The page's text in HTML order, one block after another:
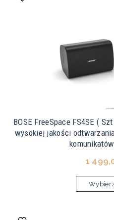
BOSE FreeSpace FS4SE (
wysokiej jakości
1